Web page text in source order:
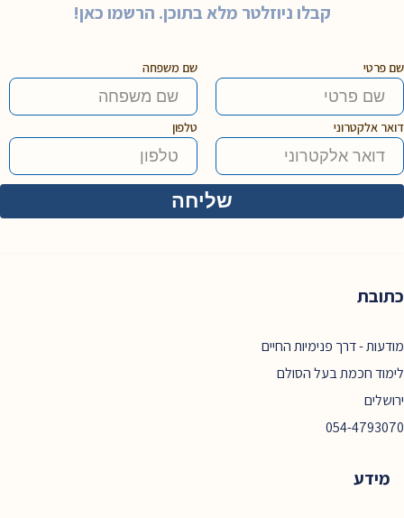
קבלו ניוזלטר מלא בתוכן. הרשמו כאן!
שם פרטי שם משפחה
דואר אלקטרוני טלפון
כתובת
מודעות - דרך פנימיות החיים
לימוד חכמת בעל הסולם
ירושלים
054-4793070
מידע